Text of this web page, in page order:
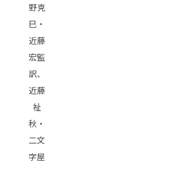
野克
巳・
近藤
宏監
訳、
近藤
祉
秋・
二文
字屋